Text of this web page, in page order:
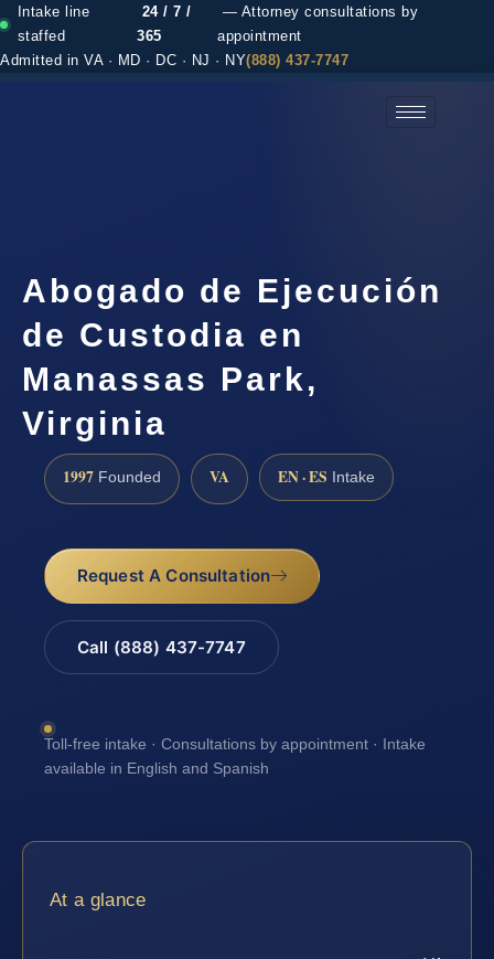
Intake line
staffed
24 / 7 /
365
— Attorney consultations by
appointment
Admitted in VA · MD · DC · NJ · NY(888) 437-7747
Abogado de Ejecución
de Custodia en
Manassas Park,
Virginia
1997 Founded VA EN · ES Intake
Request A Consultation
Call (888) 437-7747
Toll-free intake · Consultations by appointment · Intake
available in English and Spanish
At a glance